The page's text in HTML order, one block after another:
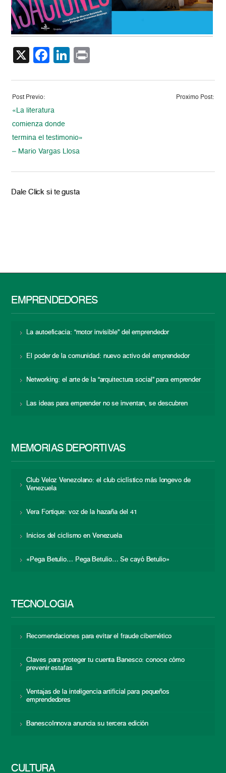
X Facebook
LinkedIn
Post Previo:
«La literatura
comienza donde
termina el testimonio»
– Mario Vargas Llosa
Proximo Post:
Dale Click si te gusta
EMPRENDEDORES
La autoeficacia: “motor invisible” del emprendedor
El poder de la comunidad: nuevo activo del emprendedor
Networking: el arte de la “arquitectura social” para emprender
Las ideas para emprender no se inventan, se descubren
MEMORIAS DEPORTIVAS
Club Veloz Venezolano: el club ciclístico más longevo de
Venezuela
Vera Fortique: voz de la hazaña del 41
Inicios del ciclismo en Venezuela
«Pega Betulio… Pega Betulio… Se cayó Betulio»
TECNOLOGÍA
Recomendaciones para evitar el fraude cibernético
Claves para proteger tu cuenta Banesco: conoce cómo
prevenir estafas
Ventajas de la inteligencia artificial para pequeños
emprendedores
BanescoInnova anuncia su tercera edición
CULTURA